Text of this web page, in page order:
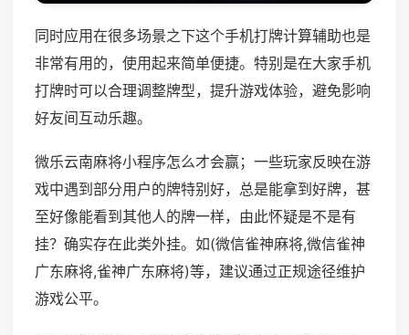
同时应用在很多场景之下这个手机打牌计算辅助也是
非常有用的，使用起来简单便捷。特别是在大家手机
打牌时可以合理调整牌型，提升游戏体验，避免影响
好友间互动乐趣。
微乐云南麻将小程序怎么才会赢；一些玩家反映在游
戏中遇到部分用户的牌特别好，总是能拿到好牌，甚
至好像能看到其他人的牌一样，由此怀疑是不是有
挂？确实存在此类外挂。如(微信雀神麻将,微信雀神
广东麻将,雀神广东麻将)等，建议通过正规途径维护
游戏公平。